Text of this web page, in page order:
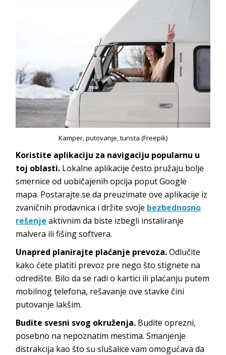
Kamper, putovanje, turista (Freepik)
Koristite aplikaciju za navigaciju popularnu u
toj oblasti. Lokalne aplikacije često pružaju bolje
smernice od uobičajenih opcija poput Google
mapa. Postarajte se da preuzimate ove aplikacije iz
zvaničnih prodavnica i držite svoje bezbednosno
rešenje aktivnim da biste izbegli instaliranje
malvera ili fišing softvera.
Unapred planirajte plaćanje prevoza.Odlučite
kako ćete platiti prevoz pre nego što stignete na
odredište. Bilo da se radi o kartici ili plaćanju putem
mobilnog telefona, rešavanje ove stavke čini
putovanje lakšim.
Budite svesni svog okruženja. Budite oprezni,
posebno na nepoznatim mestima. Smanjenje
distrakcija kao što su slušalice vam omogućava da